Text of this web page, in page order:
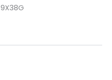
9X38G